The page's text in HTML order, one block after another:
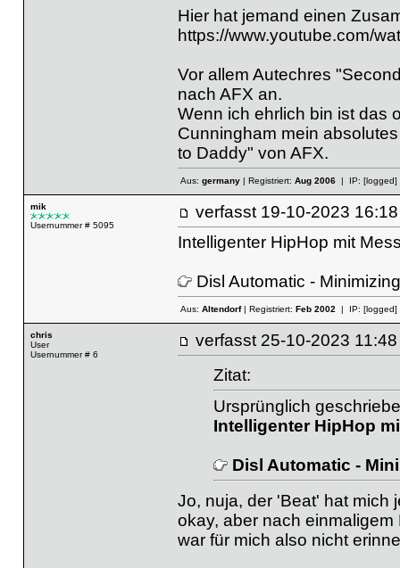
Hier hat jemand einen
https://www.youtube.com/
Vor allem Autechres
nach AFX an.
Wenn ich ehrlich bin ist das
Cunningham mein
to Daddy" von AFX.
Aus: germany| Registriert: Aug 2006| IP: [logged]
mik
Usernummer # 5095
verfasst 19-10-2023
Intelligenter HipHop mit
Disl Automatic -
Aus: Altendorf| Registriert: Feb 2002| IP: [logged]
chris
User
Usernummer # 6
verfasst 25-10-2023
Zitat:
Ursprünglich
Intelligenter HipHop
Disl Automatic -
Jo, nuja, der 'Beat' hat mich
okay, aber nach
war für mich also nicht